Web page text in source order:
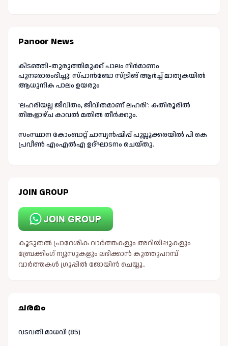
Panoor News
കിടഞ്ഞി-തുരുത്തിമുക്ക് പാലം നിർമാണം
പുനഃരാരംഭിച്ചു: സ്പാൻബോ സ്ട്രിങ് ആർച്ച് മാതൃകയിൽ
ആധുനിക പാലം ഉയരും
'ലഹരിയല്ല ജീവിതം, ജീവിതമാണ് ലഹരി': കതിരൂരിൽ
തിങ്കളാഴ്ച കാവൽ മതിൽ തീർക്കും.
സംസ്ഥാന കോംബാറ്റ് ചാമ്പ്യൻഷിപ്പ് പുല്ലൂക്കരയിൽ പി കെ
പ്രവീൺ എംഎൽഎ ഉദ്ഘാടനം ചെയ്തു.
JOIN GROUP
കൂടുതൽ പ്രാദേശിക വാർത്തകളും അറിയിപ്പുകളും
ബ്രേക്കിംഗ് ന്യൂസുകളും ലഭിക്കാൻ കുത്തുപറമ്പ്
വാർത്തകൾ ഗ്രൂപ്പിൽ ജോയിൻ ചെയ്യൂ..
ചരമം
വടവതി മാധവി (85)